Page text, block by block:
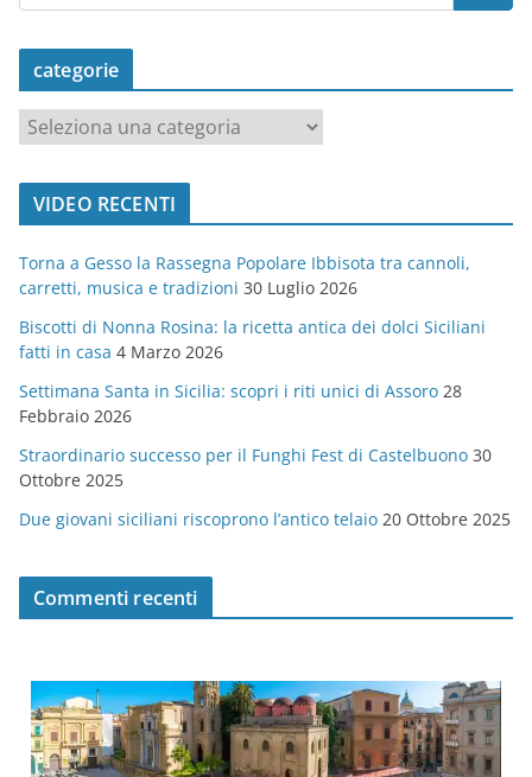
categorie
a
t
o
r
i
e
VIDEO RECENTI
Torna a Gesso la Rassegna Popolare Ibbisota tra cannoli,
carretti, musica e tradizioni 30 Luglio 2026
Biscotti di Nonna Rosina: la ricetta antica dei dolci Siciliani
fatti in casa 4 Marzo 2026
Settimana Santa in Sicilia: scopri i riti unici di Assoro 28
Febbraio 2026
Straordinario successo per il Funghi Fest di Castelbuono 30
Ottobre 2025
Due giovani siciliani riscoprono l’antico telaio 20 Ottobre 2025
Commenti recenti